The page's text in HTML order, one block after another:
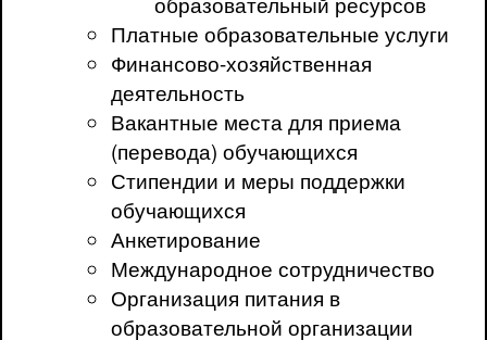
Платные образовательные услуги
Финансово-хозяйственная
деятельность
Вакантные места для приема
(перевода) обучающихся
Стипендии и меры поддержки
обучающихся
Анкетирование
Международное сотрудничество
Организация питания в
образовательной организации